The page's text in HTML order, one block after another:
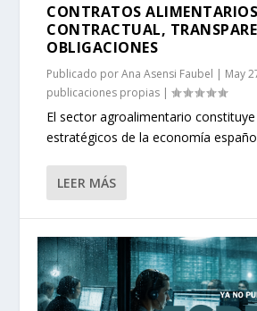
CONTRATOS
CONTRACTUAL,
OBLIGACIONES
Publicado porAna Asensi Faubel | May
publicaciones propias |
El sector agroalimentario
estratégicos de la economía
LEER MÁS